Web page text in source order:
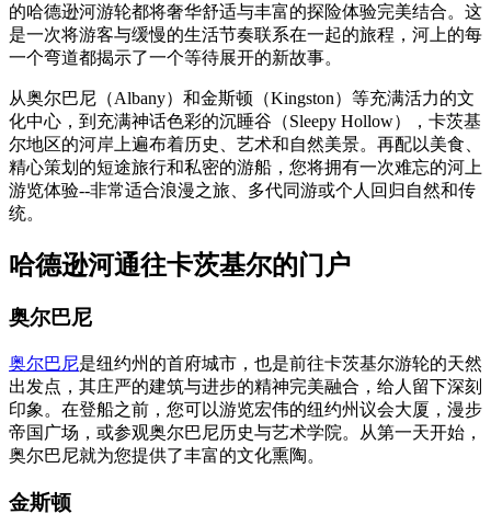
的哈德逊河游轮都将奢华舒适与丰富的探险体验完美结合。这
是一次将游客与缓慢的生活节奏联系在一起的旅程，河上的每
一个弯道都揭示了一个等待展开的新故事。
从奥尔巴尼（Albany）和金斯顿（Kingston）等充满活力的文
化中心，到充满神话色彩的沉睡谷（Sleepy Hollow），卡茨基
尔地区的河岸上遍布着历史、艺术和自然美景。再配以美食、
精心策划的短途旅行和私密的游船，您将拥有一次难忘的河上
游览体验--非常适合浪漫之旅、多代同游或个人回归自然和传
统。
哈德逊河通往卡茨基尔的门户
奥尔巴尼
奥尔巴尼是纽约州的首府城市，也是前往卡茨基尔游轮的天然
出发点，其庄严的建筑与进步的精神完美融合，给人留下深刻
印象。在登船之前，您可以游览宏伟的纽约州议会大厦，漫步
帝国广场，或参观奥尔巴尼历史与艺术学院。从第一天开始，
奥尔巴尼就为您提供了丰富的文化熏陶。
金斯顿